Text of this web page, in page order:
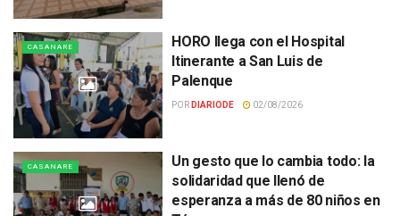
CASANARE
HORO llega con el Hospital
Itinerante a San Luis de
Palenque
POR DIARIODE 02/08/2026
CASANARE
Un gesto que lo cambia todo: la
solidaridad que llenó de
esperanza a más de 80 niños en